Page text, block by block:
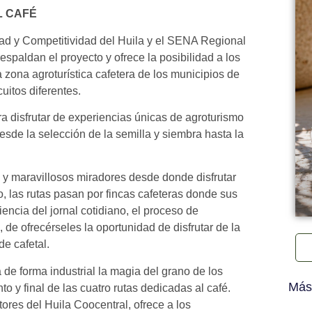
CAFÉ
y Competitividad del Huila y el SENA Regional
el proyecto y ofrece la posibilidad a los
agroturística cafetera de los municipios de
diferentes.
disfrutar de experiencias únicas de agroturismo
la selección de la semilla y siembra hasta la
maravillosos miradores desde donde disfrutar
las rutas pasan por fincas cafeteras donde sus
del jornal cotidiano, el proceso de
ofrecérseles la oportunidad de disfrutar de la
cafetal.
forma industrial la magia del grano de los
y final de las cuatro rutas dedicadas al café.
del Huila Coocentral, ofrece a los